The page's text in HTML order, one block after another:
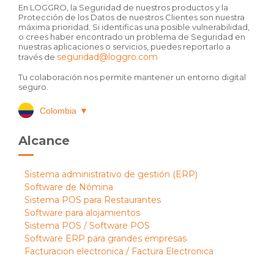
En LOGGRO, la Seguridad de nuestros productos y la
Protección de los Datos de nuestros Clientes son nuestra
máxima prioridad. Si identificas una posible vulnerabilidad,
o crees haber encontrado un problema de Seguridad en
nuestras aplicaciones o servicios, puedes reportarlo a
través de seguridad@loggro.com
Tu colaboración nos permite mantener un entorno digital
seguro.
Colombia ▼
Alcance
Sistema administrativo de gestión (ERP)
Software de Nómina
Sistema POS para Restaurantes
Software para alojamientos
Sistema POS / Software POS
Software ERP para grandes empresas
Facturacion electronica / Factura Electronica